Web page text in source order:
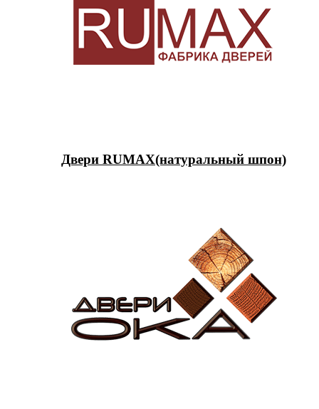
Двери RUMAX(натуральный шпон)